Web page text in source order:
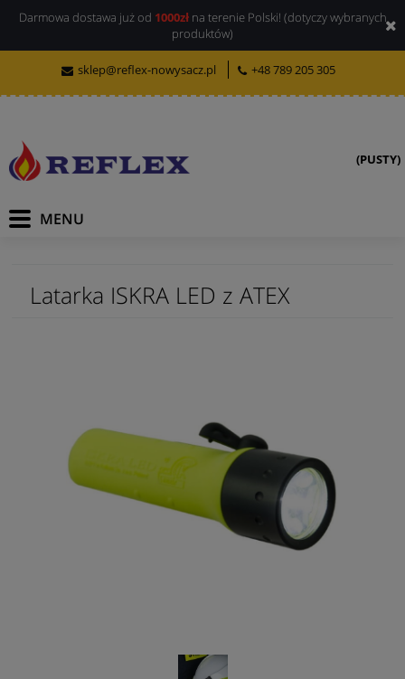
Darmowa dostawa już od 1000złna terenie Polski! (dotyczy wybranych
produktów)
sklep@reflex-nowysacz.pl +48 789 205 305
(PUSTY)
Latarka ISKRA LED z ATEX